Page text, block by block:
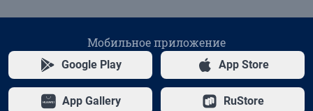
Мобильное приложение
Google Play App Store
App Gallery RuStore